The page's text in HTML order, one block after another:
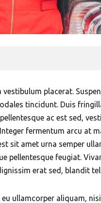
placerat.
tincidunt. Duis
ac est sed,
fermentum arcu at
sit amet urna semper
pellentesque feugiat.
erat sed, blandit
eu ullamcorper aliquam,